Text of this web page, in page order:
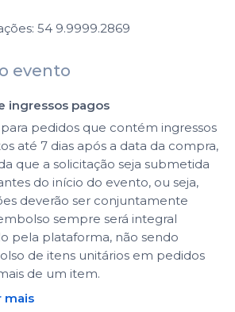
54 9.9999.2869
evento
ingressos pagos
pedidos que contém ingressos
até 7 dias após a data da compra,
que a solicitação seja submetida
do início do evento, ou seja,
deverão ser conjuntamente
sempre será integral
pela plataforma, não sendo
de itens unitários em pedidos
de um item.
mais